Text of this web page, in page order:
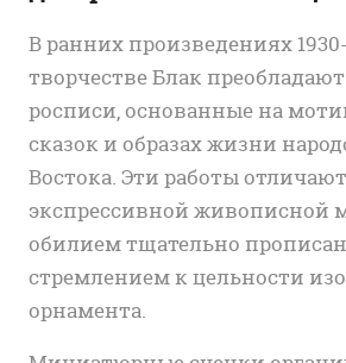
В ранних произведениях
творчестве Блак
росписи, основанные на
сказок и образах жизни
Востока. Эти работы
экспрессивной живописной
обилием тщательно
стремлением к цельности
орнамента.